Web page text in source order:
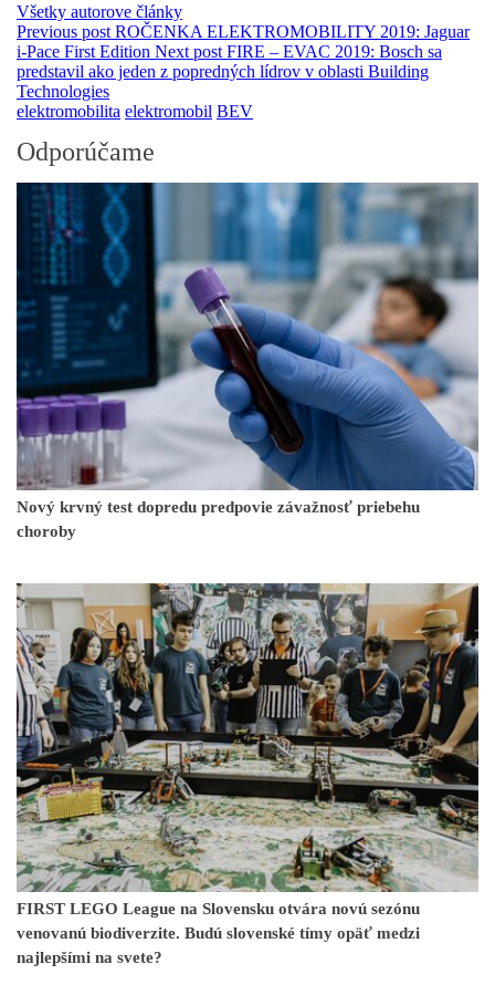
Všetky autorove články
Previous post ROČENKA ELEKTROMOBILITY 2019: Jaguar
i-Pace First Edition Next post FIRE – EVAC 2019: Bosch sa
predstavil ako jeden z popredných lídrov v oblasti Building
Technologies
elektromobilita elektromobil BEV
Odporúčame
Nový krvný test dopredu predpovie závažnosť priebehu
choroby
FIRST LEGO League na Slovensku otvára novú sezónu
venovanú biodiverzite. Budú slovenské tímy opäť medzi
najlepšími na svete?